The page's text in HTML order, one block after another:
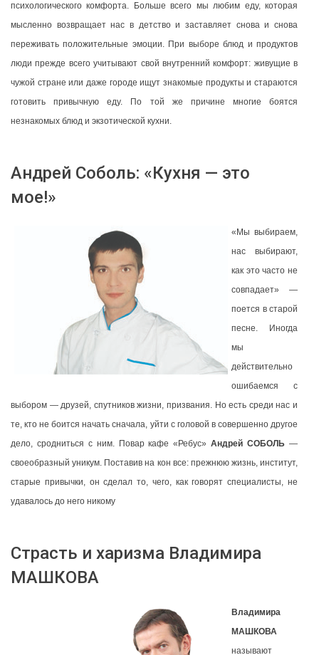
психологического комфорта. Больше всего мы любим еду, которая
мысленно возвращает нас в детство и заставляет снова и снова
переживать положительные эмоции. При выборе блюд и продуктов
люди прежде всего учитывают свой внутренний комфорт: живущие в
чужой стране или даже городе ищут знакомые продукты и стараются
готовить привычную еду. По той же причине многие боятся
незнакомых блюд и экзотической кухни.
Андрей Соболь: «Кухня — это
мое!»
«Мы выбираем,
нас выбирают,
как это часто не
совпадает» —
поется в старой
песне. Иногда
мы
действительно
ошибаемся с
выбором — друзей, спутников жизни, призвания. Но есть среди нас и
те, кто не боится начать сначала, уйти с головой в совершенно другое
дело, сродниться с ним. Повар кафе «Ребус»Андрей СОБОЛЬ —
своеобразный уникум. Поставив на кон все: прежнюю жизнь, институт,
старые привычки, он сделал то, чего, как говорят специалисты, не
удавалось до него никому
Страсть и харизма Владимира
МАШКОВА
Владимира
МАШКОВА
называют